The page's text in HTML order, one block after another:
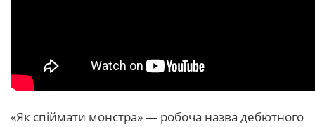
«Як спіймати монстра» — робоча назва дебютного